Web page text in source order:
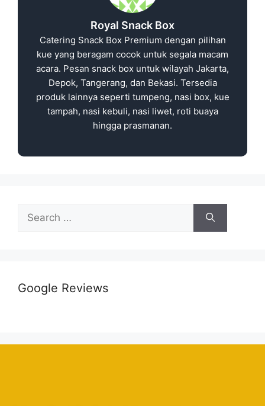
Royal Snack Box
Catering Snack Box Premium dengan pilihan
kue yang beragam cocok untuk segala macam
acara. Pesan snack box untuk wilayah Jakarta,
Depok, Tangerang, dan Bekasi. Tersedia
produk lainnya seperti tumpeng, nasi box, kue
tampah, nasi kebuli, nasi liwet, roti buaya
hingga prasmanan.
Google Reviews